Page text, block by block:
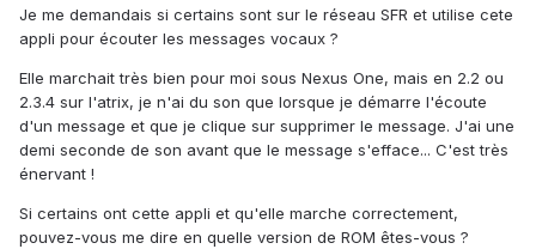
Je me demandais si certains sont sur le réseau SFR et utilise cete
appli pour écouter les messages vocaux ?
Elle marchait très bien pour moi sous Nexus One, mais en 2.2 ou
2.3.4 sur l'atrix, je n'ai du son que lorsque je démarre l'écoute
d'un message et que je clique sur supprimer le message. J'ai une
demi seconde de son avant que le message s'efface... C'est très
énervant !
Si certains ont cette appli et qu'elle marche correctement,
pouvez-vous me dire en quelle version de ROM êtes-vous ?